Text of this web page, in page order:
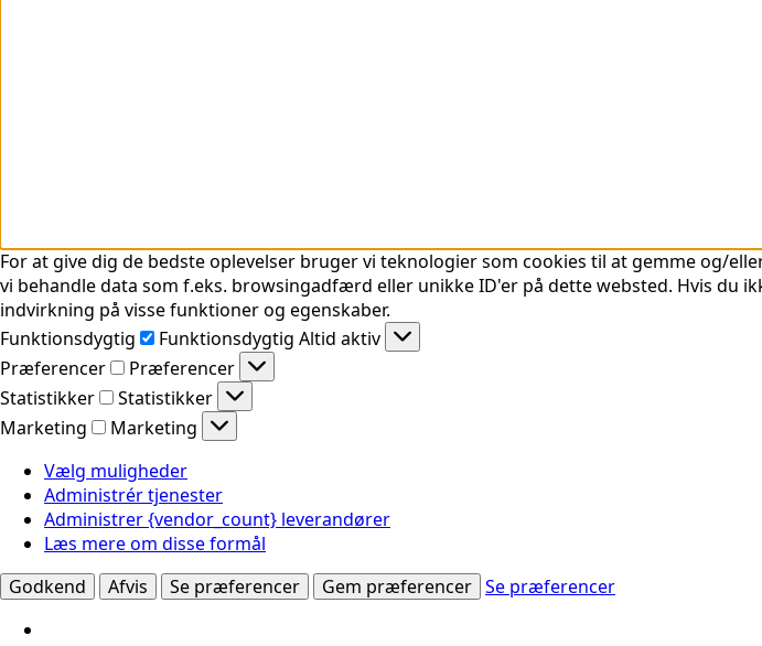
For at give dig de bedste oplevelser bruger vi teknologier som cookies til at gemme og/
vi behandle data som f.eks. browsingadfærd eller unikke ID'er på dette websted. Hvis du
indvirkning på visse funktioner og egenskaber.
Funktionsdygtig
Funktionsdygtig Altid aktiv
Præferencer
Præferencer
Statistikker
Statistikker
Marketing
Marketing
Vælg muligheder
Administrér tjenester
Administrer {vendor_count} leverandører
Læs mere om disse formål
Godkend
Afvis Se præferencer Gem præferencer Se præferencer